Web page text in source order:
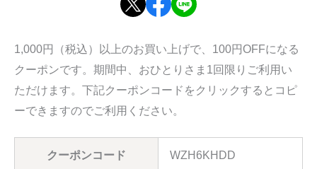
1,000円（税込）以上のお買い上げで、100円OFFになる
クーポンです。期間中、おひとりさま1回限りご利用い
ただけます。下記クーポンコードをクリックするとコピ
ーできますのでご利用ください。
クーポンコード WZH6KHDD